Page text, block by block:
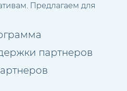
Предлагаем для
партнеров